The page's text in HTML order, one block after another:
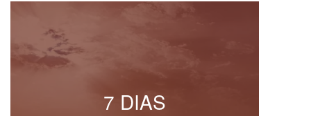
7 DIAS